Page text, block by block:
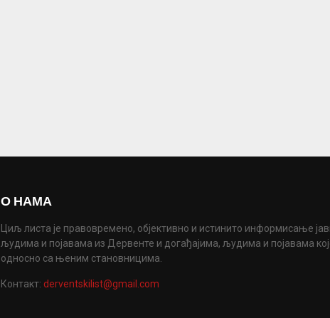
О НАМА
Циљ листа је правовремено, објективно и истинито информисање
људима и појавама из Дервенте и догађајима, људима и појавама
односно са њеним становницима.
Контакт: derventskilist@gmail.com